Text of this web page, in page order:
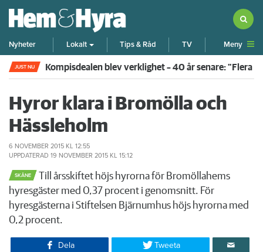
Nyheter Lokalt Tips & Råd TV Meny
JUST NU Kompisdealen blev verklighet – 40 år senare: "Flera
Hyror klara i Bromölla och
Hässleholm
6 NOVEMBER 2015 KL 12:55
UPPDATERAD 19 NOVEMBER 2015 KL 15:12
SKÅNE
Till årsskiftet höjs hyrorna för Bromöllahems
hyresgäster med 0,37 procent i genomsnitt. För
hyresgästerna i Stiftelsen Bjärnumhus höjs hyrorna med
0,2 procent.
Dela Tweeta